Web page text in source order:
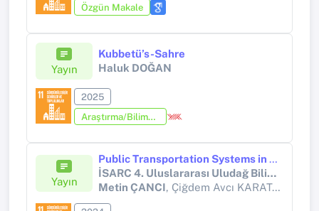
Özgün Makale
Yayın
Kubbetü’s-Sahre
Haluk DOĞAN
2025
Araştırma/Bilimsel Kitap (Tez Hariç)
Yayın
Public Transportation Systems in Small And Medium Sized Cities: An Evaluation of the Yalova Case
İSARC 4. Uluslararası Uludağ Bilimsel Araştırmalar konferansı
Metin ÇANCI, Çiğdem Avcı KARATAŞ, Sinem Bozatlı KARTAL